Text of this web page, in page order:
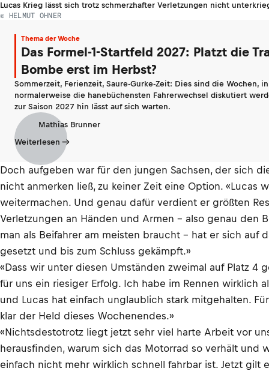
Lucas Krieg lässt sich trotz schmerzhafter Verletzungen nicht
© HELMUT OHNER
Thema der Woche
Das Formel-1-Startfeld 2027: Platzt die
Bombe erst im Herbst?
Sommerzeit, Ferienzeit, Saure-Gurke-Zeit: Dies sind die Wochen,
normalerweise die hanebüchensten Fahrerwechsel diskutiert
zur Saison 2027 hin lässt auf sich warten.
Mathias Brunner
Weiterlesen
Doch aufgeben war für den jungen Sachsen, der sich
nicht anmerken ließ, zu keiner Zeit eine Option. «Lucas
weitermachen. Und genau dafür verdient er größten
Verletzungen an Händen und Armen – also genau den
man als Beifahrer am meisten braucht – hat er sich auf
gesetzt und bis zum Schluss gekämpft.»
«Dass wir unter diesen Umständen zweimal auf Platz 4
für uns ein riesiger Erfolg. Ich habe im Rennen wirklich
und Lucas hat einfach unglaublich stark mitgehalten.
klar der Held dieses Wochenendes.»
«Nichtsdestotrotz liegt jetzt sehr viel harte Arbeit vor
herausfinden, warum sich das Motorrad so verhält und
einfach nicht mehr wirklich schnell fahrbar ist. Jetzt gilt